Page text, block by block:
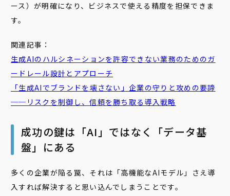
ース）が明確になり、ビジネスで使える精度を担保できま
す。
関連記事：
生成AIのハルシネーションを許容できない業務のためのガ
ードレール設計とアプローチ
「生成AIでブランドを壊さない」企業の守りと攻めの要諦
──リスクを制御し、信頼を勝ち取る導入戦略
成功の鍵は「AI」ではなく「データ基
盤」にある
多くの企業が陥る罠、それは「高機能なAIモデル」さえ導
入すれば解決すると思い込んでしまうことです。